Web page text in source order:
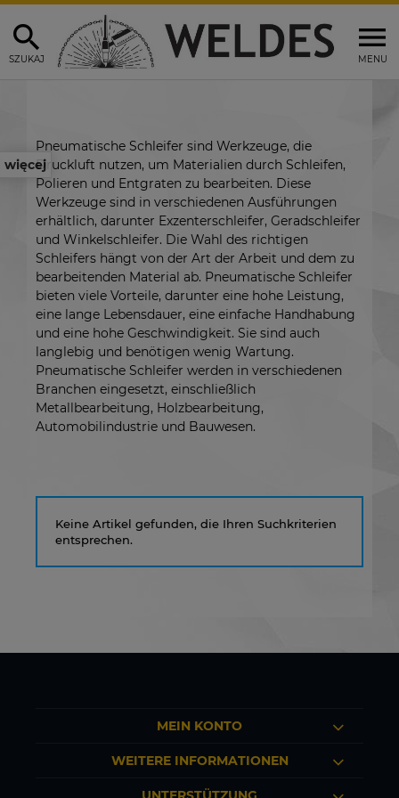
MENU
SZUKAJ
więcej
Pneumatische Schleifer sind Werkzeuge, die
Druckluft nutzen, um Materialien durch Schleifen,
Polieren und Entgraten zu bearbeiten. Diese
Werkzeuge sind in verschiedenen Ausführungen
erhältlich, darunter Exzenterschleifer, Geradschleifer
und Winkelschleifer. Die Wahl des richtigen
Schleifers hängt von der Art der Arbeit und dem zu
bearbeitenden Material ab. Pneumatische Schleifer
bieten viele Vorteile, darunter eine hohe Leistung,
eine lange Lebensdauer, eine einfache Handhabung
und eine hohe Geschwindigkeit. Sie sind auch
langlebig und benötigen wenig Wartung.
Pneumatische Schleifer werden in verschiedenen
Branchen eingesetzt, einschließlich
Metallbearbeitung, Holzbearbeitung,
Automobilindustrie und Bauwesen.
Keine Artikel gefunden, die Ihren Suchkriterien
entsprechen.
MEIN KONTO
WEITERE INFORMATIONEN